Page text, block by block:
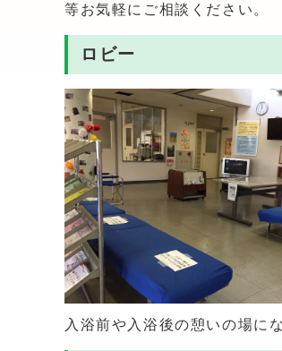
等お気軽にご相談ください。
ロビー
入浴前や入浴後の憩いの場に